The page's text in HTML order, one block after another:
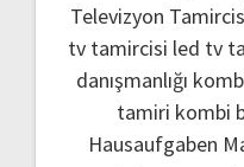
Televizyon
tv tamircisi led tv
danışmanlığı
tamiri kombi
Hausaufgaben